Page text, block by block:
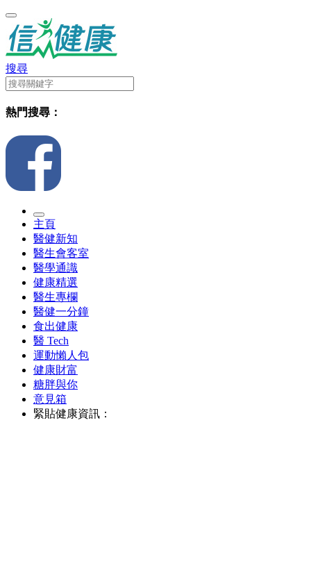
搜尋
熱門搜尋：
主頁
醫健新知
醫生會客室
醫學通識
健康精選
醫生專欄
醫健一分鐘
食出健康
醫 Tech
運動懶人包
健康財富
糖胖與你
意見箱
緊貼健康資訊：